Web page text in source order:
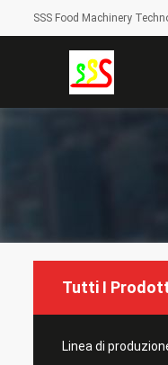
SSS Food Machinery
Tutti I
Linea di